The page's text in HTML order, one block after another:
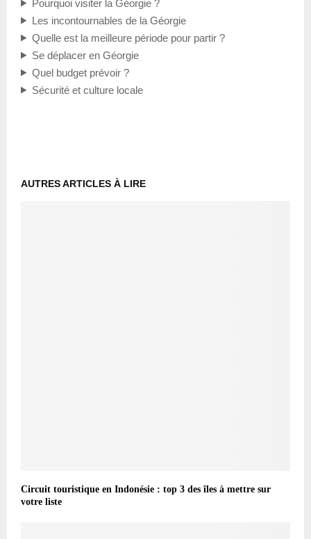
Pourquoi visiter la Géorgie ?
Les incontournables de la Géorgie
Quelle est la meilleure période pour partir ?
Se déplacer en Géorgie
Quel budget prévoir ?
Sécurité et culture locale
AUTRES ARTICLES À LIRE
Circuit touristique en Indonésie : top 3 des îles à mettre sur
votre liste